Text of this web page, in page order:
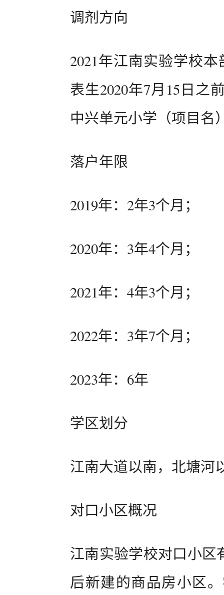
调剂方向
2021年江南实验学校
表生2020年7月15日之
中兴单元小学（项目名
落户年限
2019年：2年3个月；
2020年：3年4个月；
2021年：4年3个月；
2022年：3年7个月；
2023年：6年
学区划分
江南大道以南，北塘河
对口小区概况
江南实验学校对口小区
后新建的商品房小区